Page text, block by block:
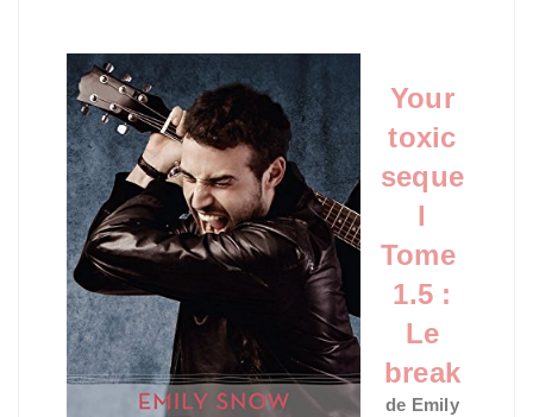
Your
toxic
seque
l
Tome
1.5 :
Le
break
de Emily